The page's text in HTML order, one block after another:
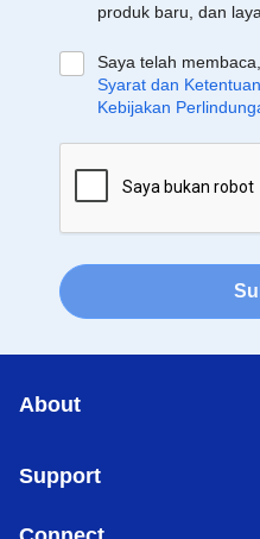
produk baru, dan
Saya telah
Syarat dan Ketentuan
Kebijakan
About
Support